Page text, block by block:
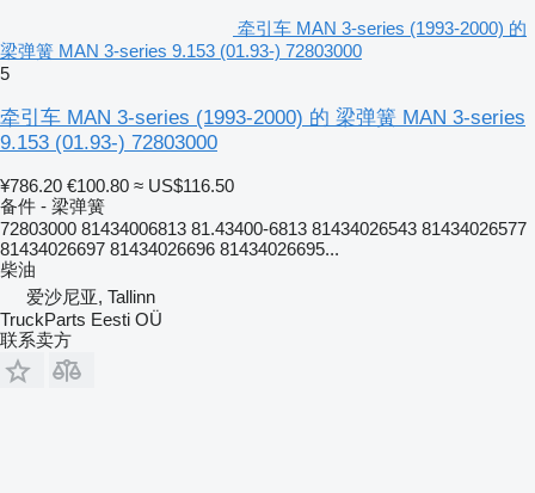
牵引车 MAN 3-series (1993-2000) 的
梁弹簧 MAN 3-series 9.153 (01.93-) 72803000
5
牵引车 MAN 3-series (1993-2000) 的 梁弹簧 MAN 3-series
9.153 (01.93-) 72803000
¥786.20 €100.80 ≈ US$116.50
备件 - 梁弹簧
72803000 81434006813 81.43400-6813 81434026543 81434026577
81434026697 81434026696 81434026695...
柴油
爱沙尼亚, Tallinn
TruckParts Eesti OÜ
联系卖方